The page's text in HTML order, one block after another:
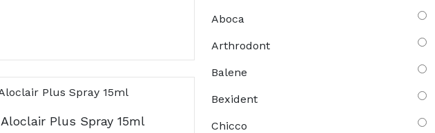
Aloclair Plus Spray 15ml
Aboca
Arthrodont
Balene
Bexident
Chicco